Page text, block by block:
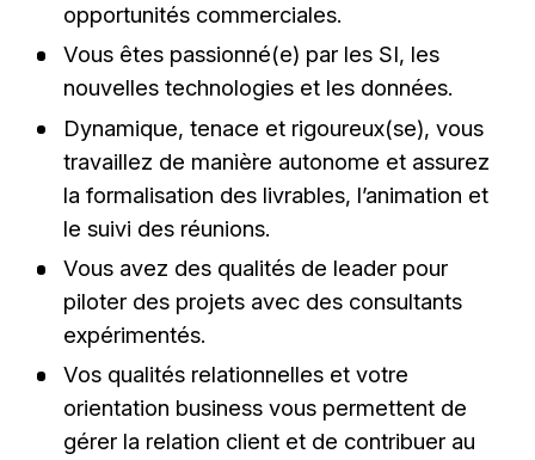
opportunités commerciales.
Vous êtes passionné(e) par les SI, les
nouvelles technologies et les données.
Dynamique, tenace et rigoureux(se), vous
travaillez de manière autonome et assurez
la formalisation des livrables, l’animation et
le suivi des réunions.
Vous avez des qualités de leader pour
piloter des projets avec des consultants
expérimentés.
Vos qualités relationnelles et votre
orientation business vous permettent de
gérer la relation client et de contribuer au